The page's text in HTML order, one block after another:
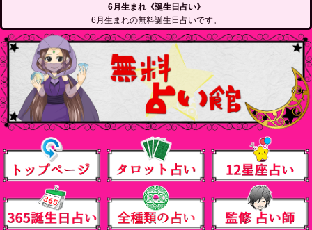
6月生まれ《誕生日占い》
6月生まれの無料誕生日占いです。